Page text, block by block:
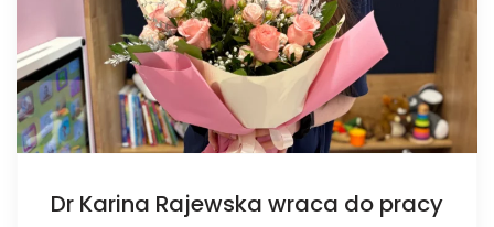
Dr Karina Rajewska wraca do pracy